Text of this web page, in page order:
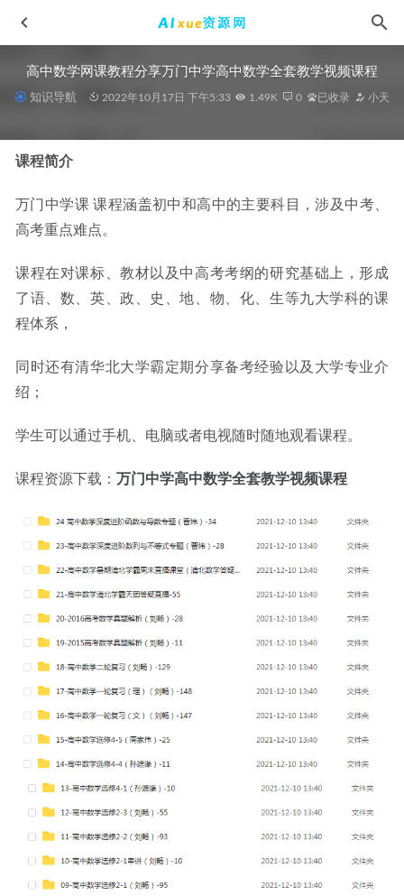
高中数学网课教程分享万门中学高中数学全套教学视频课程
知识导航 2022年10月17日 下午5:33 1.49K 0 已收录 小天
课程简介
万门中学课 课程涵盖初中和高中的主要科目，涉及中考、
高考重点难点。
课程在对课标、教材以及中高考考纲的研究基础上，形成
了语、数、英、政、史、地、物、化、生等九大学科的课
程体系，
同时还有清华北大学霸定期分享备考经验以及大学专业介
绍；
学生可以通过手机、电脑或者电视随时随地观看课程。
课程资源下载： 万门中学高中数学全套教学视频课程
高中化学网课教程猿辅导2022李霄君高三化学a+班高考一轮
复习视频教程+讲义全年班（暑假班+秋季班+寒假班+春季班）
2025年林泽田高一数学a+下学期寒春班【尖端】 2025-06-25
2025邓康尧高二生物a+秋季班网课教程
班 2023-11-03